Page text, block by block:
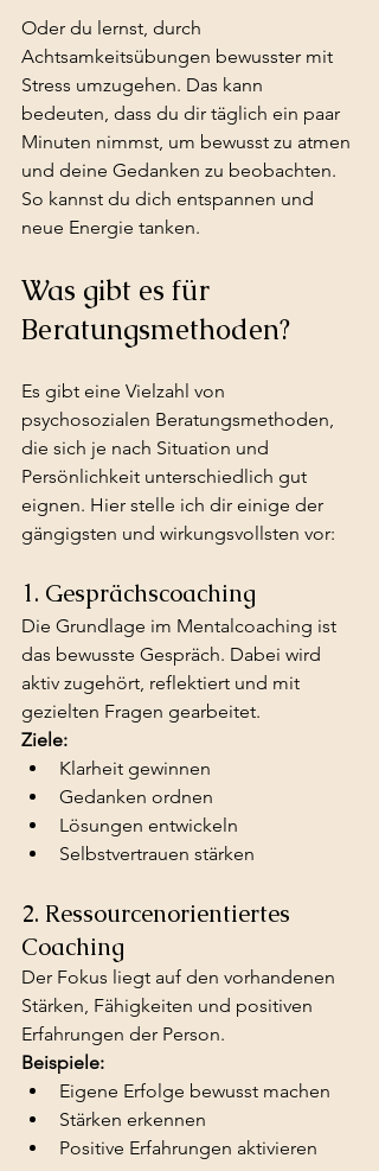
Oder du lernst, durch
Achtsamkeitsübungen bewusster mit
Stress umzugehen. Das kann
bedeuten, dass du dir täglich ein paar
Minuten nimmst, um bewusst zu atmen
und deine Gedanken zu beobachten.
So kannst du dich entspannen und
neue Energie tanken.
Was gibt es für
Beratungsmethoden?
Es gibt eine Vielzahl von
psychosozialen Beratungsmethoden,
die sich je nach Situation und
Persönlichkeit unterschiedlich gut
eignen. Hier stelle ich dir einige der
gängigsten und wirkungsvollsten vor:
1. Gesprächscoaching
Die Grundlage im Mentalcoaching ist
das bewusste Gespräch. Dabei wird
aktiv zugehört, reflektiert und mit
gezielten Fragen gearbeitet.
Ziele:
Klarheit gewinnen
Gedanken ordnen
Lösungen entwickeln
Selbstvertrauen stärken
2. Ressourcenorientiertes
Coaching
Der Fokus liegt auf den vorhandenen
Stärken, Fähigkeiten und positiven
Erfahrungen der Person.
Beispiele:
Eigene Erfolge bewusst machen
Stärken erkennen
Positive Erfahrungen aktivieren